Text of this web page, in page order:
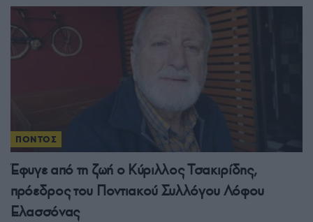
ΠΟΝΤΟΣ
Έφυγε από τη ζωή ο Κύριλλος Τσακιρίδης,
πρόεδρος του Ποντιακού Συλλόγου Λόφου
Ελασσόνας